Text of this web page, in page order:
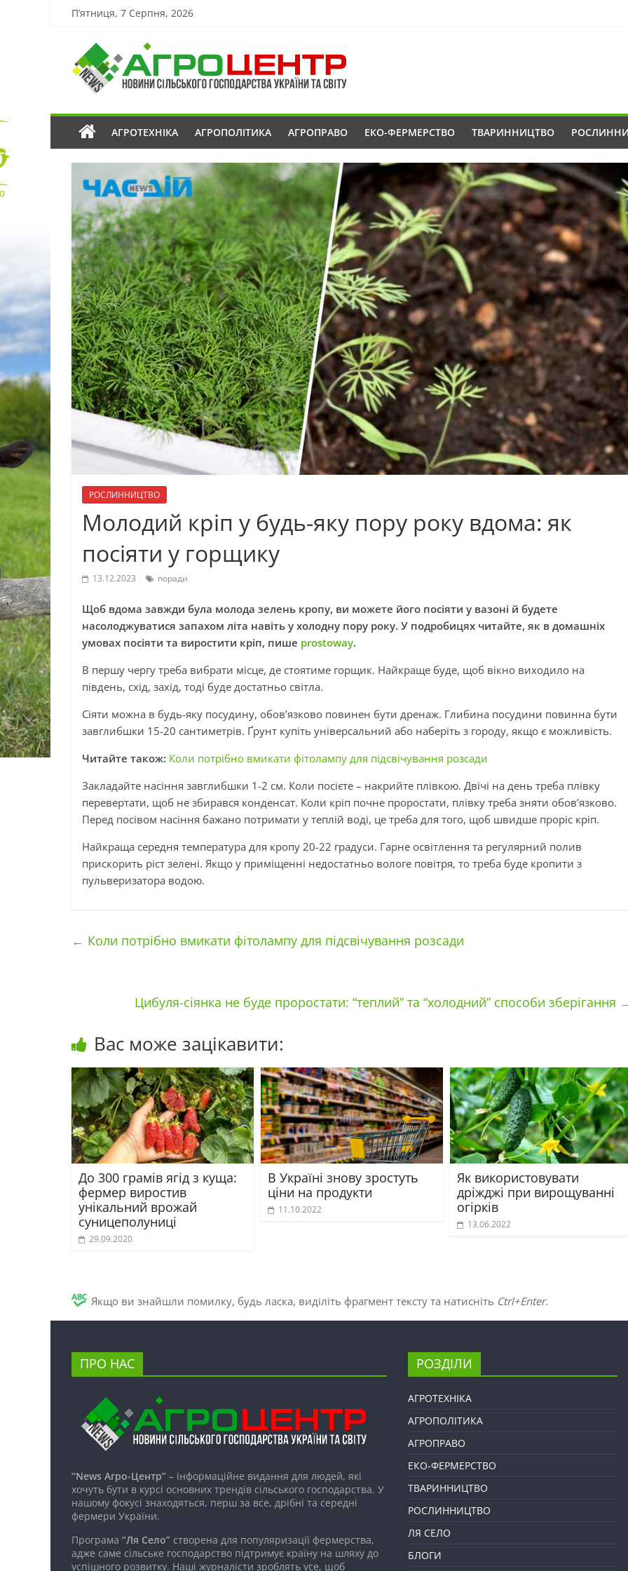
П’ятниця, 7 Серпня, 2026
АГРОТЕХНІКА АГРОПОЛІТИКА АГРОПРАВО ЕКО-ФЕРМЕРСТВО ТВАРИННИЦТВО
РОСЛИННИЦТВО
Молодий кріп у будь-яку пору року вдома: як
посіяти у горщику
13.12.2023 поради
Щоб вдома завжди була молода зелень кропу, ви можете його посіяти у вазоні й будете
насолоджуватися запахом літа навіть у холодну пору року. У подробицях читайте, як в домашніх
умовах посіяти та виростити кріп, пише prostoway.
В першу чергу треба вибрати місце, де стоятиме горщик. Найкраще буде, щоб вікно виходило на
південь, схід, захід, тоді буде достатньо світла.
Сіяти можна в будь-яку посудину, обов’язково повинен бути дренаж. Глибина посудини повинна бути
завглибшки 15-20 сантиметрів. Ґрунт купіть універсальний або наберіть з городу, якщо є можливість.
Читайте також: Коли потрібно вмикати фітолампу для підсвічування розсади
Закладайте насіння завглибшки 1-2 см. Коли посієте – накрийте плівкою. Двічі на день треба плівку
перевертати, щоб не збирався конденсат. Коли кріп почне проростати, плівку треба зняти обов’язково.
Перед посівом насіння бажано потримати у теплій воді, це треба для того, щоб швидше проріс кріп.
Найкраща середня температура для кропу 20-22 градуси. Гарне освітлення та регулярний полив
прискорить ріст зелені. Якщо у приміщенні недостатньо вологе повітря, то треба буде кропити з
пульверизатора водою.
← Коли потрібно вмикати фітолампу для підсвічування розсади
Цибуля-сіянка не буде проростати: “теплий” та “холодний” способи зберігання
Вас може зацікавити:
До 300 грамів ягід з куща:
фермер виростив
унікальний врожай
суницеполуниці
29.09.2020
В Україні знову зростуть
ціни на продукти
11.10.2022
Як використовувати
дріжджі при вирощуванні
огірків
13.06.2022
Якщо ви знайшли помилку, будь ласка, виділіть фрагмент тексту та натисніть Ctrl+Enter.
ПРО НАС
“News Агро-Центр” – інформаційне видання для людей, які
хочуть бути в курсі основних трендів сільського господарства. У
нашому фокусі знаходяться, перш за все, дрібні та середні
фермери України.
Програма “Ля Село” створена для популяризації фермерства,
адже саме сільське господарство підтримує країну на шляху до
успішного розвитку. Наші журналісти зроблять усе, щоб
РОЗДІЛИ
АГРОТЕХНІКА
АГРОПОЛІТИКА
АГРОПРАВО
ЕКО-ФЕРМЕРСТВО
ТВАРИННИЦТВО
РОСЛИННИЦТВО
ЛЯ СЕЛО
БЛОГИ